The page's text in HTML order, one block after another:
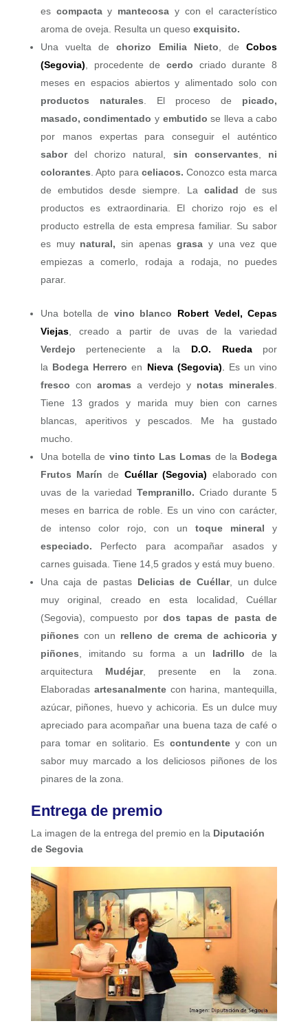
es compactay mantecosa y con el característico
aroma de oveja. Resulta un queso exquisito.
Una vuelta dechorizo Emilia Nieto , deCobos
(Segovia) , procedente de cerdo criado durante 8
meses en espacios abiertos y alimentado solo con
productos naturales . El proceso de picado,
masado, condimentado y embutido se lleva a cabo
por manos expertas para conseguir el auténtico
sabordel chorizo natural, sin conservantes
ni
colorantes . Apto para celiacos. Conozco esta marca
de embutidos desde siempre. La calidad de sus
productos es extraordinaria. El chorizo rojo es el
producto estrella de esta empresa familiar. Su sabor
es muy natural, sin apenas grasa y una vez que
empiezas a comerlo, rodaja a rodaja, no puedes
parar.
Una botella de vino blanco
Robert Vedel, Cepas
Viejas, creado a partir de uvas de la variedad
Verdejo perteneciente a la D.O. Rueda por
la Bodega Herrero en Nieva (Segovia)
Es un vino
fresco conaromas a verdejo y notas minerales
Tiene 13 grados y marida muy bien con carnes
blancas, aperitivos y pescados. Me ha gustado
mucho.
Una botella de vino tinto Las Lomas de la Bodega
Frutos Marín de Cuéllar (Segovia) elaborado con
uvas de la variedadTempranillo. Criado durante 5
meses en barrica de roble. Es un vino con carácter,
de intenso color rojo, con untoque mineral y
especiado. Perfecto para acompañar asados y
carnes guisada. Tiene 14,5 grados y está muy bueno.
Una caja de pastas Delicias de Cuéllar, un dulce
muy original, creado en esta localidad, Cuéllar
(Segovia), compuesto pordos tapas de pasta de
piñones con un relleno de crema de achicoria y
piñones , imitando su forma a un ladrillo de la
arquitectura Mudéjar, presente en la zona.
Elaboradas artesanalmentecon harina, mantequilla,
azúcar, piñones, huevo y achicoria. Es un dulce muy
apreciado para acompañar una buena taza de café o
para tomar en solitario. Es contundentey con un
sabor muy marcado a los deliciosos piñones de los
pinares de la zona.
Entrega de premio
La imagen de la entrega del premio en la Diputación
de Segovia